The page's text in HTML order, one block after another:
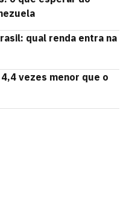
qual renda entra na
vezes menor que o